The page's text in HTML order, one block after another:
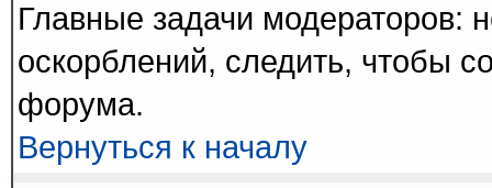
Главные задачи модераторов:
оскорблений, следить, чтобы
форума.
Вернуться к началу